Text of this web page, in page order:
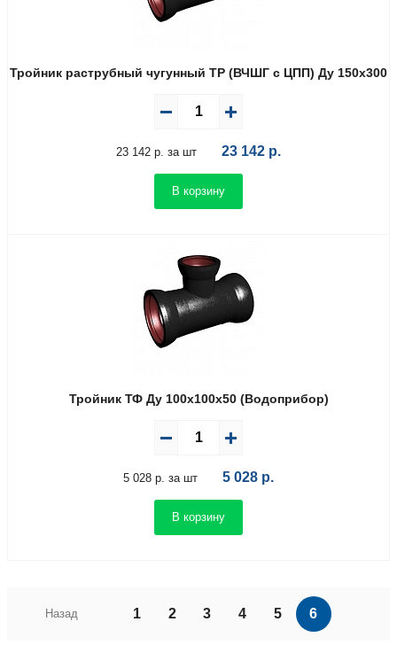
Тройник раструбный чугунный ТР (ВЧШГ с ЦПП) Ду 150х300
23 142 р. за шт 23 142 р.
В корзину
Тройник ТФ Ду 100х100х50 (Водоприбор)
5 028 р. за шт 5 028 р.
В корзину
Назад 1 2 3 4 5 6